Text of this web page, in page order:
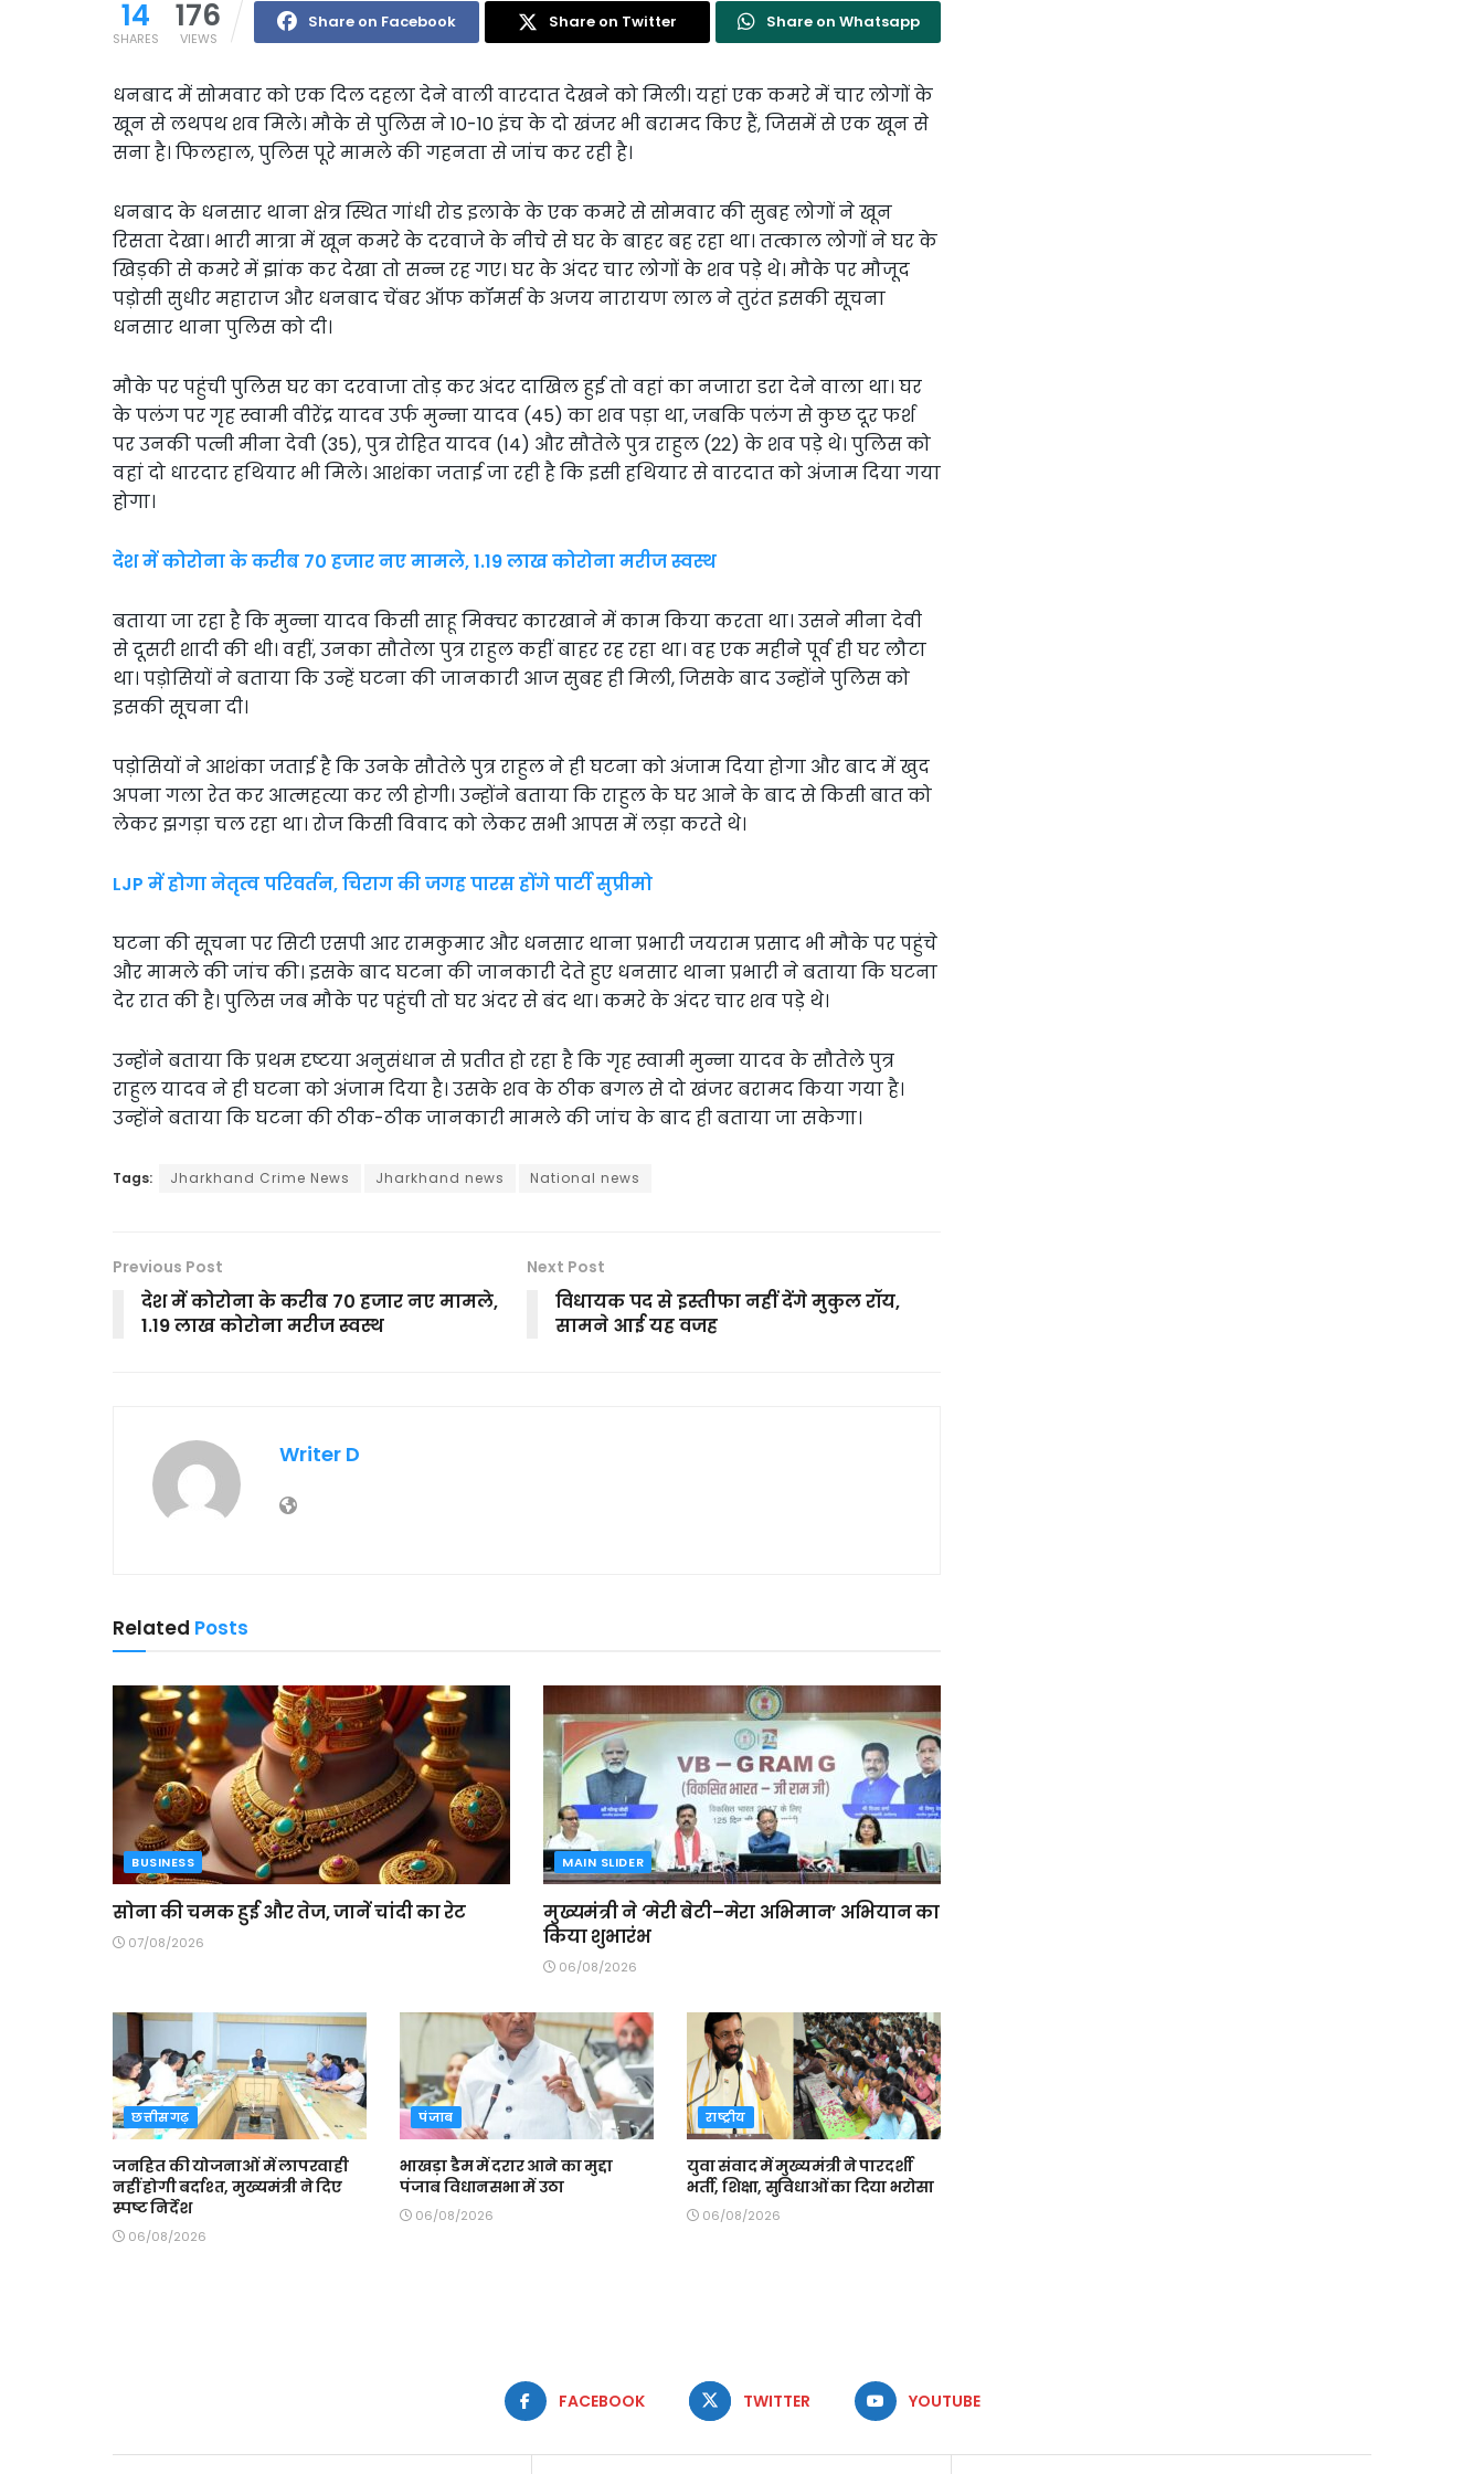
14
SHARES
176
VIEWS
Share on Facebook Share on Twitter Share on Whatsapp
धनबाद में सोमवार को एक दिल दहला देने वाली वारदात देखने को मिली। यहां एक कमरे में चार लोगों के
खून से लथपथ शव मिले। मौके से पुलिस ने 10-10 इंच के दो खंजर भी बरामद किए हैं, जिसमें से एक खून से
सना है। फिलहाल, पुलिस पूरे मामले की गहनता से जांच कर रही है।
धनबाद के धनसार थाना क्षेत्र स्थित गांधी रोड इलाके के एक कमरे से सोमवार की सुबह लोगों ने खून
रिसता देखा। भारी मात्रा में खून कमरे के दरवाजे के नीचे से घर के बाहर बह रहा था। तत्काल लोगों ने घर के
खिड़की से कमरे में झांक कर देखा तो सन्न रह गए। घर के अंदर चार लोगों के शव पड़े थे। मौके पर मौजूद
पड़ोसी सुधीर महाराज और धनबाद चेंबर ऑफ कॉमर्स के अजय नारायण लाल ने तुरंत इसकी सूचना
धनसार थाना पुलिस को दी।
मौके पर पहुंची पुलिस घर का दरवाजा तोड़ कर अंदर दाखिल हुई तो वहां का नजारा डरा देने वाला था। घर
के पलंग पर गृह स्वामी वीरेंद्र यादव उर्फ मुन्ना यादव (45) का शव पड़ा था, जबकि पलंग से कुछ दूर फर्श
पर उनकी पत्नी मीना देवी (35), पुत्र रोहित यादव (14) और सौतेले पुत्र राहुल (22) के शव पड़े थे। पुलिस को
वहां दो धारदार हथियार भी मिले। आशंका जताई जा रही है कि इसी हथियार से वारदात को अंजाम दिया गया
होगा।
देश में कोरोना के करीब 70 हजार नए मामले, 1.19 लाख कोरोना मरीज स्वस्थ
बताया जा रहा है कि मुन्ना यादव किसी साहू मिक्चर कारखाने में काम किया करता था। उसने मीना देवी
से दूसरी शादी की थी। वहीं, उनका सौतेला पुत्र राहुल कहीं बाहर रह रहा था। वह एक महीने पूर्व ही घर लौटा
था। पड़ोसियों ने बताया कि उन्हें घटना की जानकारी आज सुबह ही मिली, जिसके बाद उन्होंने पुलिस को
इसकी सूचना दी।
पड़ोसियों ने आशंका जताई है कि उनके सौतेले पुत्र राहुल ने ही घटना को अंजाम दिया होगा और बाद में खुद
अपना गला रेत कर आत्महत्या कर ली होगी। उन्होंने बताया कि राहुल के घर आने के बाद से किसी बात को
लेकर झगड़ा चल रहा था। रोज किसी विवाद को लेकर सभी आपस में लड़ा करते थे।
LJP में होगा नेतृत्व परिवर्तन, चिराग की जगह पारस होंगे पार्टी सुप्रीमो
घटना की सूचना पर सिटी एसपी आर रामकुमार और धनसार थाना प्रभारी जयराम प्रसाद भी मौके पर पहुंचे
और मामले की जांच की। इसके बाद घटना की जानकारी देते हुए धनसार थाना प्रभारी ने बताया कि घटना
देर रात की है। पुलिस जब मौके पर पहुंची तो घर अंदर से बंद था। कमरे के अंदर चार शव पड़े थे।
उन्होंने बताया कि प्रथम दृष्टया अनुसंधान से प्रतीत हो रहा है कि गृह स्वामी मुन्ना यादव के सौतेले पुत्र
राहुल यादव ने ही घटना को अंजाम दिया है। उसके शव के ठीक बगल से दो खंजर बरामद किया गया है।
उन्होंने बताया कि घटना की ठीक-ठीक जानकारी मामले की जांच के बाद ही बताया जा सकेगा।
Tags: Jharkhand Crime News Jharkhand news National news
Previous Post
देश में कोरोना के करीब 70 हजार नए मामले,
1.19 लाख कोरोना मरीज स्वस्थ
Next Post
विधायक पद से इस्तीफा नहीं देंगे मुकुल रॉय,
सामने आई यह वजह
Writer D
Related Posts
BUSINESS
सोना की चमक हुई और तेज, जानें चांदी का रेट
07/08/2026
MAIN SLIDER
मुख्यमंत्री ने ‘मेरी बेटी–मेरा अभिमान’ अभियान का
किया शुभारंभ
06/08/2026
छत्तीसगढ़
जनहित की योजनाओं में लापरवाही
नहीं होगी बर्दाश्त, मुख्यमंत्री ने दिए
स्पष्ट निर्देश
06/08/2026
पंजाब
भाखड़ा डैम में दरार आने का मुद्दा
पंजाब विधानसभा में उठा
06/08/2026
राष्ट्रीय
युवा संवाद में मुख्यमंत्री ने पारदर्शी
भर्ती, शिक्षा, सुविधाओं का दिया भरोसा
06/08/2026
FACEBOOK TWITTER YOUTUBE